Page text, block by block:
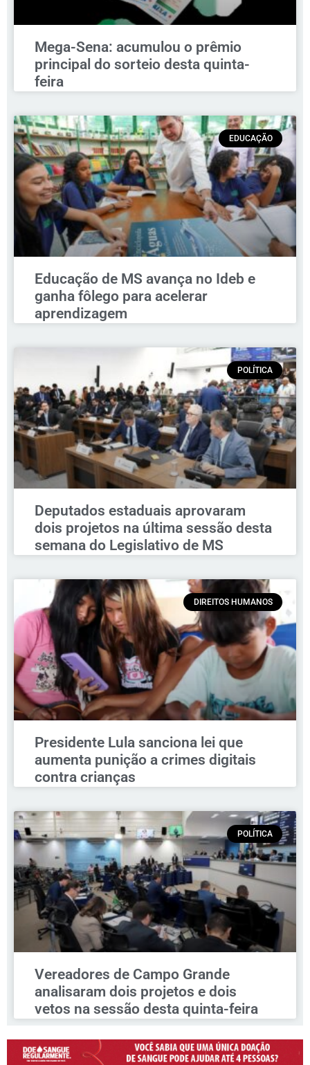
Mega-Sena: acumulou o prêmio
principal do sorteio desta quinta-
feira
EDUCAÇÃO
Educação de MS avança no Ideb e
ganha fôlego para acelerar
aprendizagem
POLÍTICA
Deputados estaduais aprovaram
dois projetos na última sessão desta
semana do Legislativo de MS
DIREITOS HUMANOS
Presidente Lula sanciona lei que
aumenta punição a crimes digitais
contra crianças
POLÍTICA
Vereadores de Campo Grande
analisaram dois projetos e dois
vetos na sessão desta quinta-feira